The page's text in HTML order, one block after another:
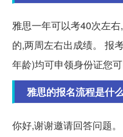
雅思一年可以考40次左
的,两周左右出成绩。 报
年龄)均可申领身份证您可
雅思的报名流程是什
你好,谢谢邀请回答问题